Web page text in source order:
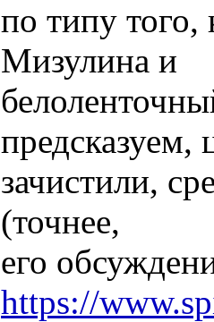
по типу того,
Мизулина и
предсказуем,
зачистили,
(точнее,
его
https://